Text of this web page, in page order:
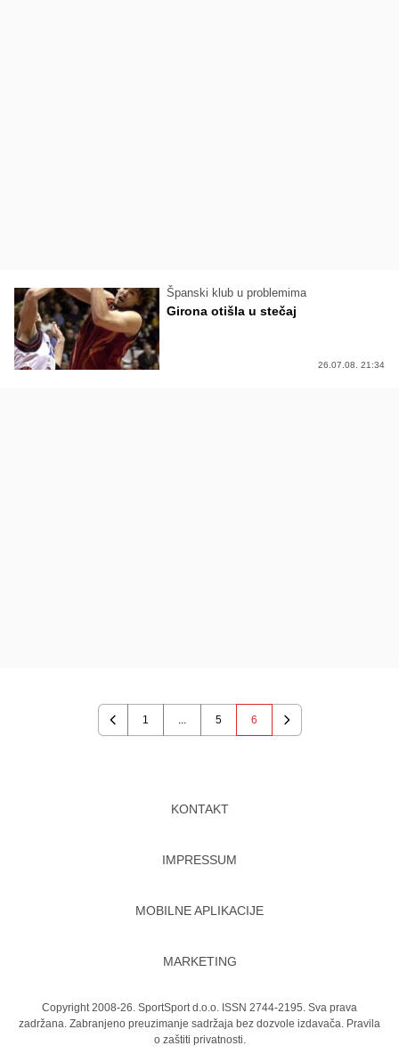
Španski klub u problemima
Girona otišla u stečaj
26.07.08. 21:34
Previous
1 ... 5 6
Next
KONTAKT
IMPRESSUM
MOBILNE APLIKACIJE
MARKETING
Copyright 2008-26. SportSport d.o.o. ISSN 2744-2195. Sva prava
zadržana. Zabranjeno preuzimanje sadržaja bez dozvole izdavača. Pravila
o zaštiti privatnosti.